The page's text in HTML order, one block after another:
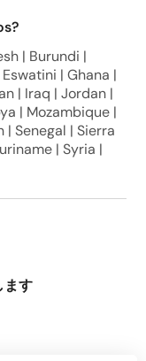
| Burundi |
| Ghana |
| Iraq | Jordan |
| Mozambique |
| Senegal | Sierra
| Syria |
ます